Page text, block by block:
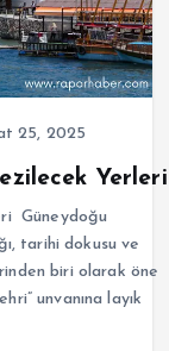
25, 2025
Yerleri
Güneydoğu
tarihi dokusu ve
biri olarak öne
unvanına layık